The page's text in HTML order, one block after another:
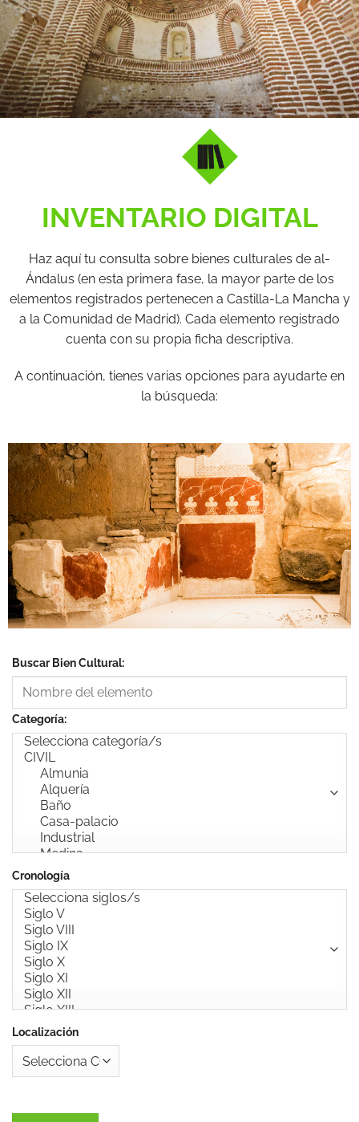
INVENTARIO DIGITAL
Haz aquí tu consulta sobre bienes culturales de al-
Ándalus (en esta primera fase, la mayor parte de los
elementos registrados pertenecen a Castilla-La Mancha y
a la Comunidad de Madrid). Cada elemento registrado
cuenta con su propia ficha descriptiva.
A continuación, tienes varias opciones para ayudarte en
la búsqueda:
Buscar Bien Cultural:
Categoría:
Cronología
Localización